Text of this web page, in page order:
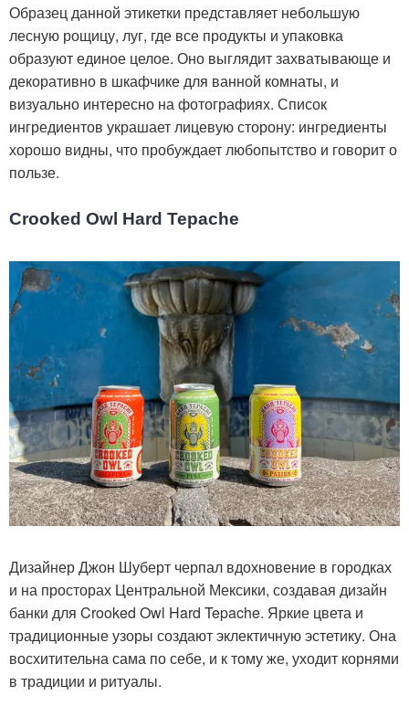
Образец данной этикетки представляет небольшую
лесную рощицу, луг, где все продукты и упаковка
образуют единое целое. Оно выглядит захватывающе и
декоративно в шкафчике для ванной комнаты, и
визуально интересно на фотографиях. Список
ингредиентов украшает лицевую сторону: ингредиенты
хорошо видны, что пробуждает любопытство и говорит о
пользе.
Crooked Owl Hard Tepache
Дизайнер Джон Шуберт черпал вдохновение в городках
и на просторах Центральной Мексики, создавая дизайн
банки для Crooked Owl Hard Tepache. Яркие цвета и
традиционные узоры создают эклектичную эстетику. Она
восхитительна сама по себе, и к тому же, уходит корнями
в традиции и ритуалы.